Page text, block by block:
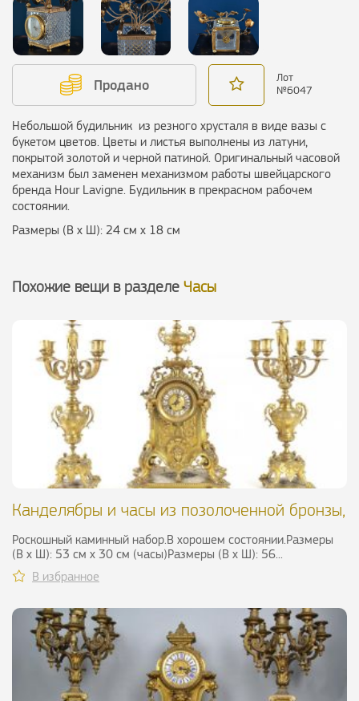
Продано
Лот
№6047
Небольшой будильник из резного хрусталя в виде вазы с
букетом цветов. Цветы и листья выполнены из латуни,
покрытой золотой и черной патиной. Оригинальный часовой
механизм был заменен механизмом работы швейцарского
бренда Hour Lavigne. Будильник в прекрасном рабочем
состоянии.
Размеры (В х Ш): 24 см х 18 см
Похожие вещи в разделе Часы
Канделябры и часы из позолоченной бронзы,
Роскошный каминный набор.В хорошем состоянии.Размеры
(В х Ш): 53 см х 30 см (часы)Размеры (В х Ш): 56...
В избранное